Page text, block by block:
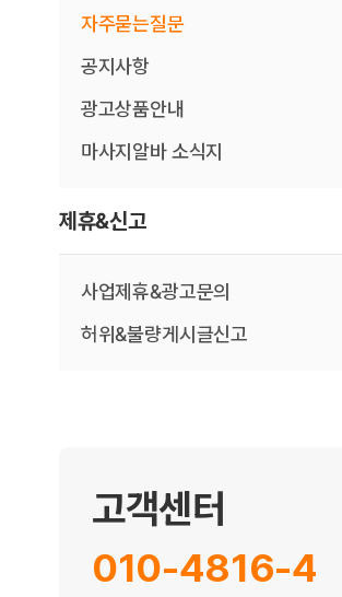
자주묻는질문
공지사항
광고상품안내
마사지알바 소식지
제휴&신고
사업제휴&광고문의
허위&불량게시글신고
고객센터
010-4816-4